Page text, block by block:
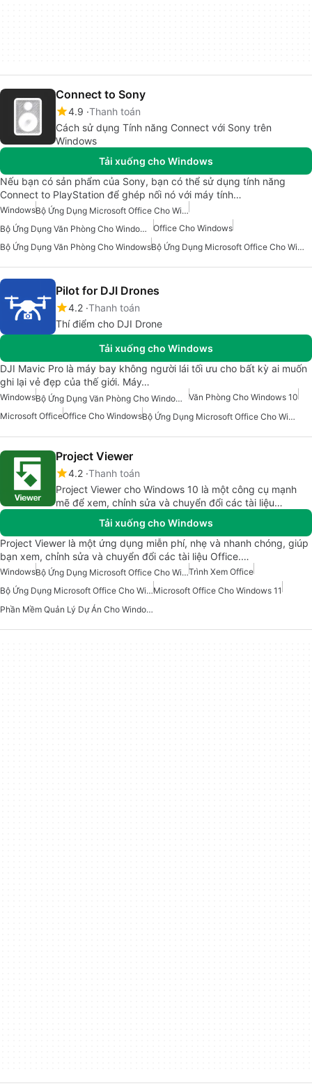
Connect to Sony
4.9 Thanh toán
Cách sử dụng Tính năng Connect với Sony trên
Windows
Tải xuống cho Windows
Nếu bạn có sản phẩm của Sony, bạn có thể sử dụng tính năng
Connect to PlayStation để ghép nối nó với máy tính…
Windows
Bộ Ứng Dụng Microsoft Office Cho Windows 10
Bộ Ứng Dụng Văn Phòng Cho Windows 10
Office Cho Windows
Bộ Ứng Dụng Văn Phòng Cho Windows
Bộ Ứng Dụng Microsoft Office Cho Windows
Pilot for DJI Drones
4.2 Thanh toán
Thí điểm cho DJI Drone
Tải xuống cho Windows
DJI Mavic Pro là máy bay không người lái tối ưu cho bất kỳ ai muốn
ghi lại vẻ đẹp của thế giới. Máy…
Windows Bộ Ứng Dụng Văn Phòng Cho Windows 10
Văn Phòng Cho Windows 10
Microsoft OfficeOffice Cho Windows Bộ Ứng Dụng Microsoft Office Cho Windows 10
Project Viewer
4.2 Thanh toán
Project Viewer cho Windows 10 là một công cụ mạnh
mẽ để xem, chỉnh sửa và chuyển đổi các tài liệu
Microsoft Office.
Tải xuống cho Windows
Project Viewer là một ứng dụng miễn phí, nhẹ và nhanh chóng, giúp
bạn xem, chỉnh sửa và chuyển đổi các tài liệu Office.…
Windows Bộ Ứng Dụng Microsoft Office Cho Windows 10Trình Xem Office
Bộ Ứng Dụng Microsoft Office Cho WindowsMicrosoft Office Cho Windows 11
Phần Mềm Quản Lý Dự Án Cho Windows 10